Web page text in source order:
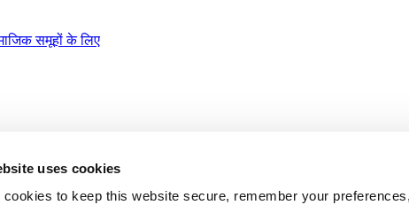
uses cookies
cookies to keep this website secure, remember your
समूहों के लिए
उच्च कंट्रास्ट